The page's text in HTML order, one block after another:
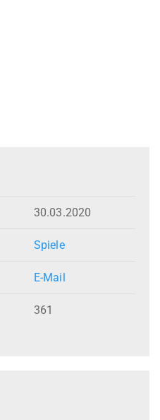
30.03.2020
Spiele
E-Mail
361